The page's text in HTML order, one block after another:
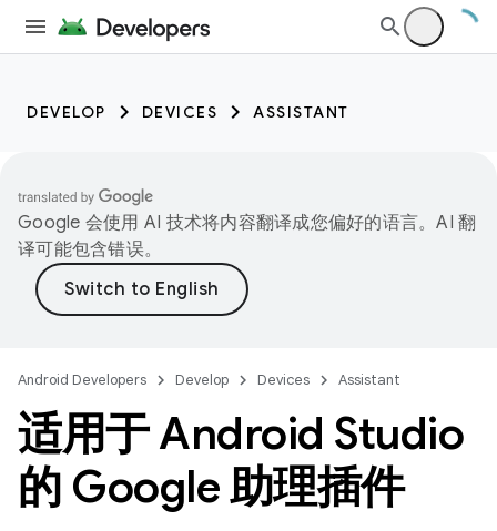
DEVELOP DEVICES ASSISTANT
Google 会使用 AI 技术将内容翻译成您偏好的语言。AI 翻
译可能包含错误。
Android Developers Develop Devices Assistant
适用于 Android Studio
的 Google 助理插件